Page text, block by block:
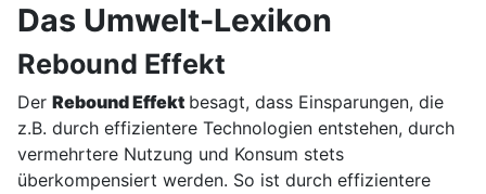
Das Umwelt-Lexikon
Rebound Effekt
Der Rebound Effekt besagt, dass Einsparungen, die
z.B. durch effizientere Technologien entstehen, durch
vermehrtere Nutzung und Konsum stets
überkompensiert werden. So ist durch effizientere